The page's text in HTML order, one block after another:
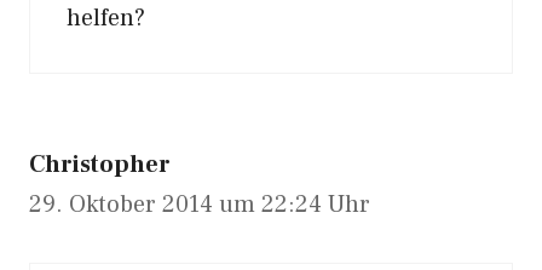
helfen?
Christopher
29. Oktober 2014 um 22:24 Uhr